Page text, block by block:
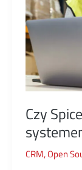
Czy
CRM,Open